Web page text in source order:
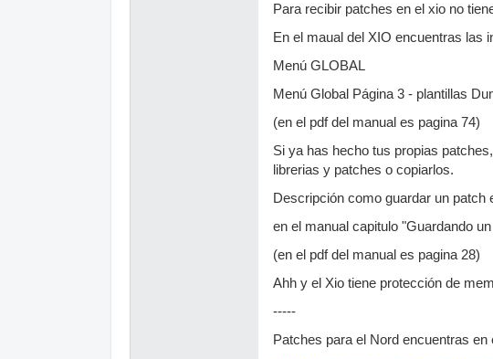
Para recibir patches en el xio no
En el maual del XIO encuentras las
Menú GLOBAL
Menú Global Página 3 - plantillas
(en el pdf del manual es pagina 74)
Si ya has hecho tus propias
librerias y patches o copiarlos.
Descripción como guardar un patch
en el manual capitulo "Guardando
(en el pdf del manual es pagina 28)
Ahh y el Xio tiene protección de
-----
Patches para el Nord encuentras